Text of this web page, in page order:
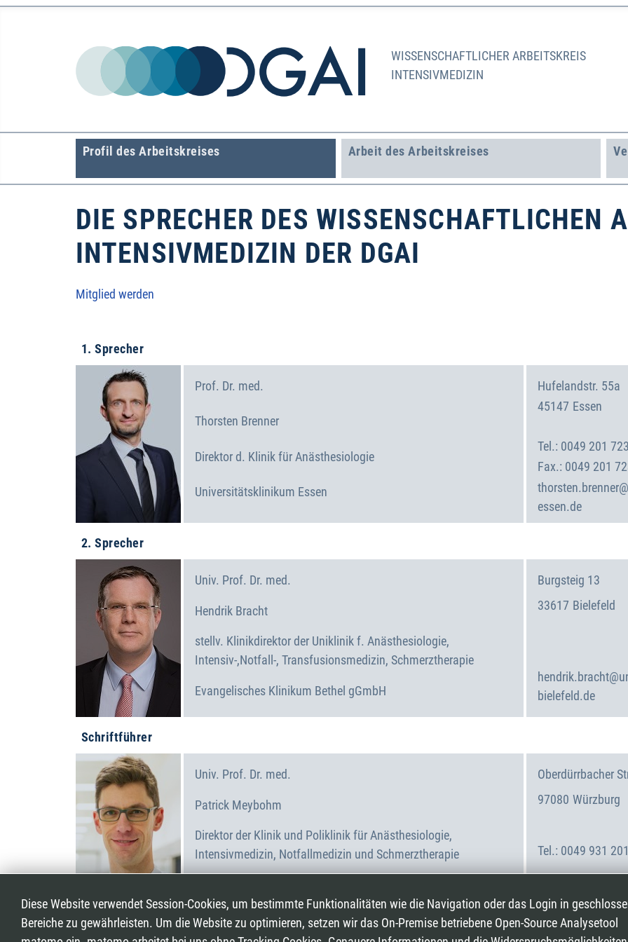
WISSENSCHAFTLICHER ARBEITSKREIS
INTENSIVMEDIZIN
Profil des Arbeitskreises Arbeit des Arbeitskreises
DIE SPRECHER DES WISSENSCHAFTLICHEN
INTENSIVMEDIZIN DER DGAI
Mitglied werden
1. Sprecher
Prof. Dr. med.
Thorsten Brenner
Direktor d. Klinik für Anästhesiologie
Universitätsklinikum Essen
Hufelandstr. 55a
45147 Essen
0049 201
0049 201
essen.de
2. Sprecher
Univ. Prof. Dr. med.
Hendrik Bracht
stellv. Klinikdirektor der Uniklinik f. Anästhesiologie,
Intensiv-,Notfall-, Transfusionsmedizin, Schmerztherapie
Evangelisches Klinikum Bethel gGmbH
Burgsteig 13
33617 Bielefeld
bielefeld.de
Schriftführer
Univ. Prof. Dr. med.
Patrick Meybohm
Direktor der Klinik und Poliklinik für Anästhesiologie,
Intensivmedizin, Notfallmedizin und Schmerztherapie
Oberdürrbacher
97080 Würzburg
0049 931
Diese Website verwendet Session-Cookies, um bestimmte Funktionalitäten wie die Navigation oder das Login in
Bereiche zu gewährleisten. Um die Website zu optimieren, setzen wir das On-Premise betriebene Open-Source Analysetool